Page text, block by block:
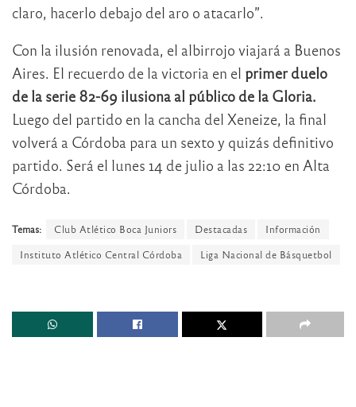
claro, hacerlo debajo del aro o atacarlo”.
Con la ilusión renovada, el albirrojo viajará a Buenos
Aires. El recuerdo de la victoria en el primer duelo
de la serie 82-69 ilusiona al público de la Gloria.
Luego del partido en la cancha del Xeneize, la final
volverá a Córdoba para un sexto y quizás definitivo
partido. Será el lunes 14 de julio a las 22:10 en Alta
Córdoba.
Temas: Club Atlético Boca Juniors Destacadas
Información
Instituto Atlético Central Córdoba
Liga Nacional de Básquetbol